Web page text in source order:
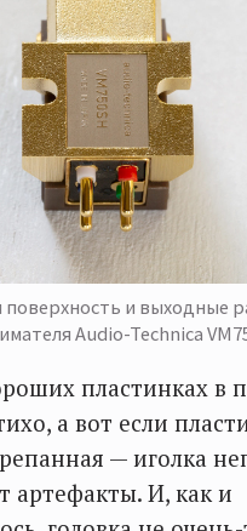
поверхность и выходные
Audio-Technica
пластинках в
а вот если
— иголка
артефакты. И, как и